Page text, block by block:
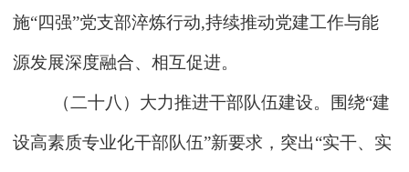
施“四强”党支部淬炼行动,持续推动党建工作与能
源发展深度融合、相互促进。
（二十八）大力推进干部队伍建设。围绕“建
设高素质专业化干部队伍”新要求，突出“实干、实